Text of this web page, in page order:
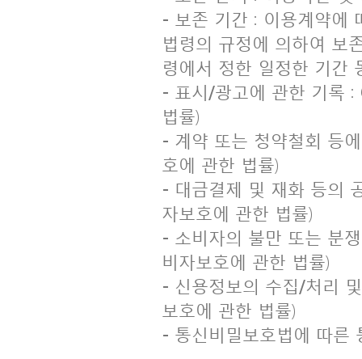
- 보존 기간 : 이용계약에
법령의 규정에 의하여 보
령에서 정한 일정한 기간
- 표시/광고에 관한 기록 :
법률)
- 계약 또는 청약철회 등
호에 관한 법률)
- 대금결제 및 재화 등의
자보호에 관한 법률)
- 소비자의 불만 또는 분
비자보호에 관한 법률)
- 신용정보의 수집/처리
보호에 관한 법률)
- 통신비밀보호법에 따른